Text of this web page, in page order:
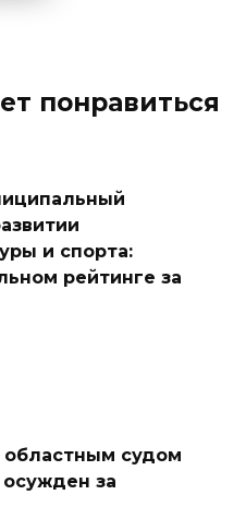
понравиться
и спорта:
рейтинге за
судом
за